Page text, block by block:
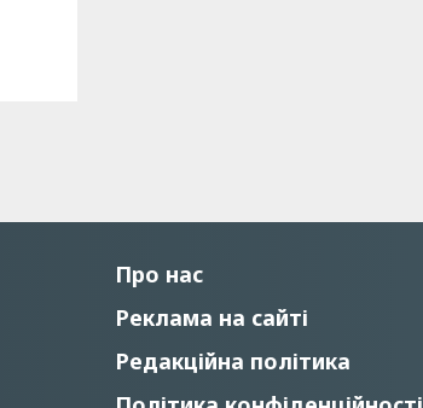
Про нас
Реклама на сайті
Редакційна політика